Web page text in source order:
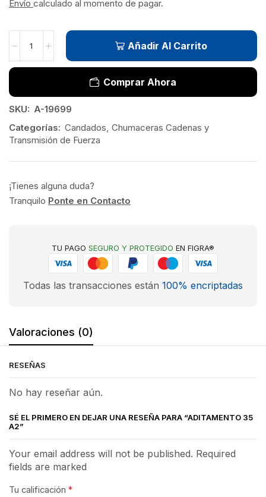
Envío calculado al momento de pagar.
Añadir Al Carrito
Comprar Ahora
SKU: A-19699
Categorías: Candados, Chumaceras Cadenas y
Transmisión de Fuerza
¡Tienes alguna duda?
Tranquilo Ponte en Contacto
TU PAGO SEGURO Y PROTEGIDO EN FIGRA®
Todas las transacciones están 100% encriptadas
Valoraciones (0)
RESEÑAS
No hay reseñar aún.
SÉ EL PRIMERO EN DEJAR UNA RESEÑA PARA “ADITAMENTO 35
A2”
Your email address will not be published. Required
fields are marked
Tu calificación *